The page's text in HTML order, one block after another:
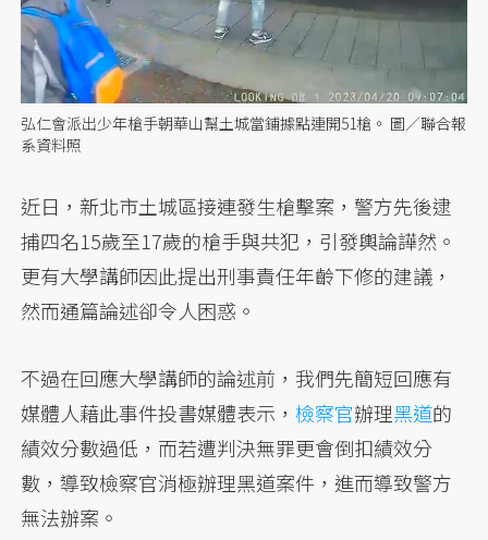
弘仁會派出少年槍手朝華山幫土城當鋪據點連開51槍。 圖／聯合報
系資料照
近日，新北市土城區接連發生槍擊案，警方先後逮
捕四名15歲至17歲的槍手與共犯，引發輿論譁然。
更有大學講師因此提出刑事責任年齡下修的建議，
然而通篇論述卻令人困惑。
不過在回應大學講師的論述前，我們先簡短回應有
媒體人藉此事件投書媒體表示，檢察官辦理黑道的
績效分數過低，而若遭判決無罪更會倒扣績效分
數，導致檢察官消極辦理黑道案件，進而導致警方
無法辦案。